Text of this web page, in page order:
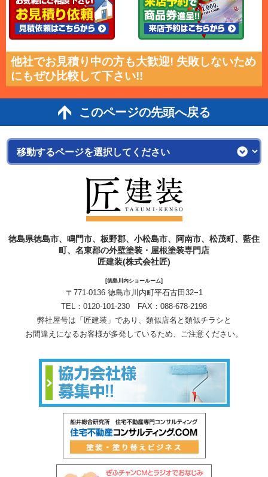
他社でお見積り中の方も大歓迎! 失敗しないため
にもぜひ比較して下さい!!
このページの先頭へ戻る
徳島県徳島市、鳴門市、板野郡、小松島市、阿南市、松茂町、藍住
町、名東郡の外壁塗装・屋根塗装専門店
匠建装(株式会社匠)
[徳島川内ショールーム]
〒771-0136 徳島市川内町平石古田32−1
TEL： 0120-101-230 FAX：088-678-2198
弊社屋号は「匠建装」であり、類似店名と類似チラシと
お間違えになるお客様が多発しているため、ご注意ください。